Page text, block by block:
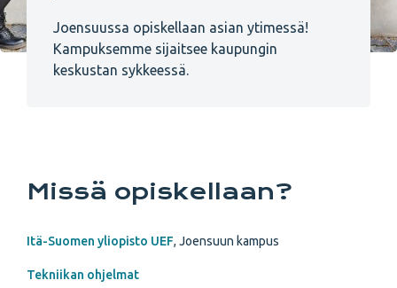
Joensuussa opiskellaan asian ytimessä!
Kampuksemme sijaitsee kaupungin
keskustan sykkeessä.
Missä opiskellaan?
Itä-Suomen yliopisto UEF, Joensuun kampus
Tekniikan ohjelmat